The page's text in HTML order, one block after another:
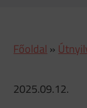
Főoldal »
2025.09.12.